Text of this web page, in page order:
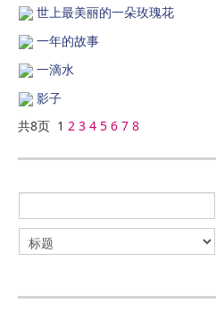
世上最美丽的一朵玫瑰花
一年的故事
一滴水
影子
共8页 1 2 3 4 5 6 7 8